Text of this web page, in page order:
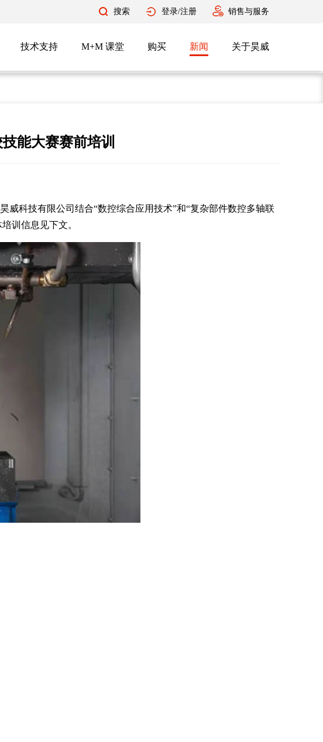
销售与服务
登录/注册
搜索
技术支持 M+M 课堂 购买 新闻 关于昊威
能大赛赛前培训
科技有限公司结合“数控综合应用技术”和“复杂部件数控多轴联
训信息见下文。